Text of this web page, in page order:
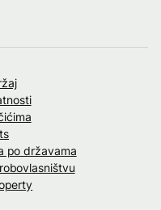
po državama